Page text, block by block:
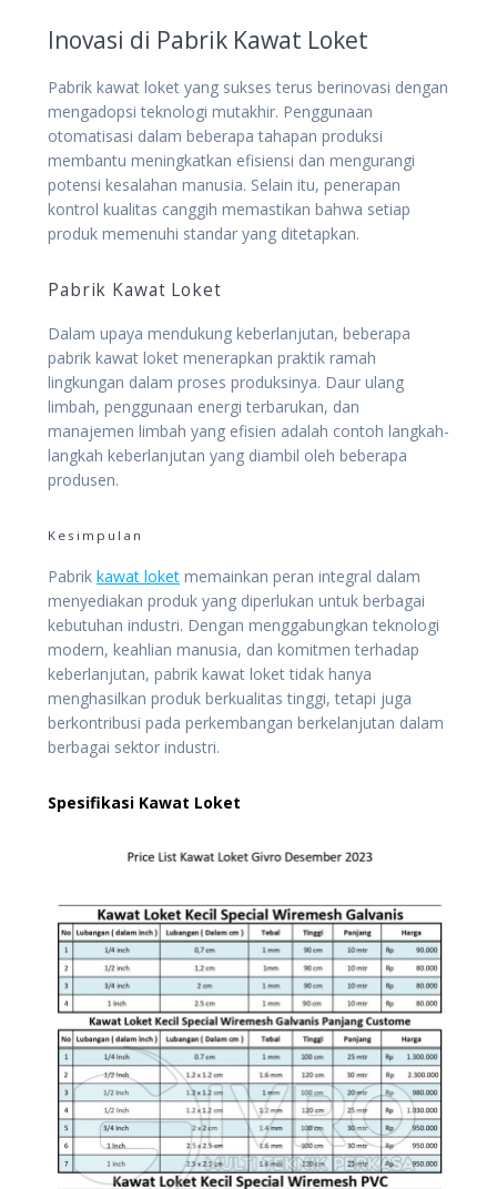
Inovasi di Pabrik Kawat Loket
Pabrik kawat loket yang sukses terus berinovasi dengan
mengadopsi teknologi mutakhir. Penggunaan
otomatisasi dalam beberapa tahapan produksi
membantu meningkatkan efisiensi dan mengurangi
potensi kesalahan manusia. Selain itu, penerapan
kontrol kualitas canggih memastikan bahwa setiap
produk memenuhi standar yang ditetapkan.
Pabrik Kawat Loket
Dalam upaya mendukung keberlanjutan, beberapa
pabrik kawat loket menerapkan praktik ramah
lingkungan dalam proses produksinya. Daur ulang
limbah, penggunaan energi terbarukan, dan
manajemen limbah yang efisien adalah contoh langkah-
langkah keberlanjutan yang diambil oleh beberapa
produsen.
Kesimpulan
Pabrik kawat loket memainkan peran integral dalam
menyediakan produk yang diperlukan untuk berbagai
kebutuhan industri. Dengan menggabungkan teknologi
modern, keahlian manusia, dan komitmen terhadap
keberlanjutan, pabrik kawat loket tidak hanya
menghasilkan produk berkualitas tinggi, tetapi juga
berkontribusi pada perkembangan berkelanjutan dalam
berbagai sektor industri.
Spesifikasi Kawat Loket